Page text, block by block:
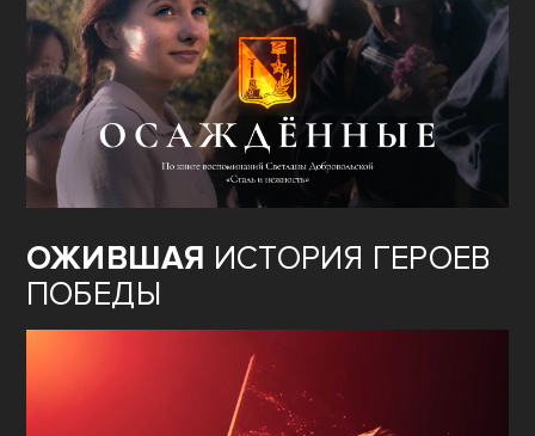
ОЖИВШАЯ ИСТОРИЯ ГЕРОЕВ
ПОБЕДЫ